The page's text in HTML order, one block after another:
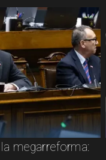
megarreforma: